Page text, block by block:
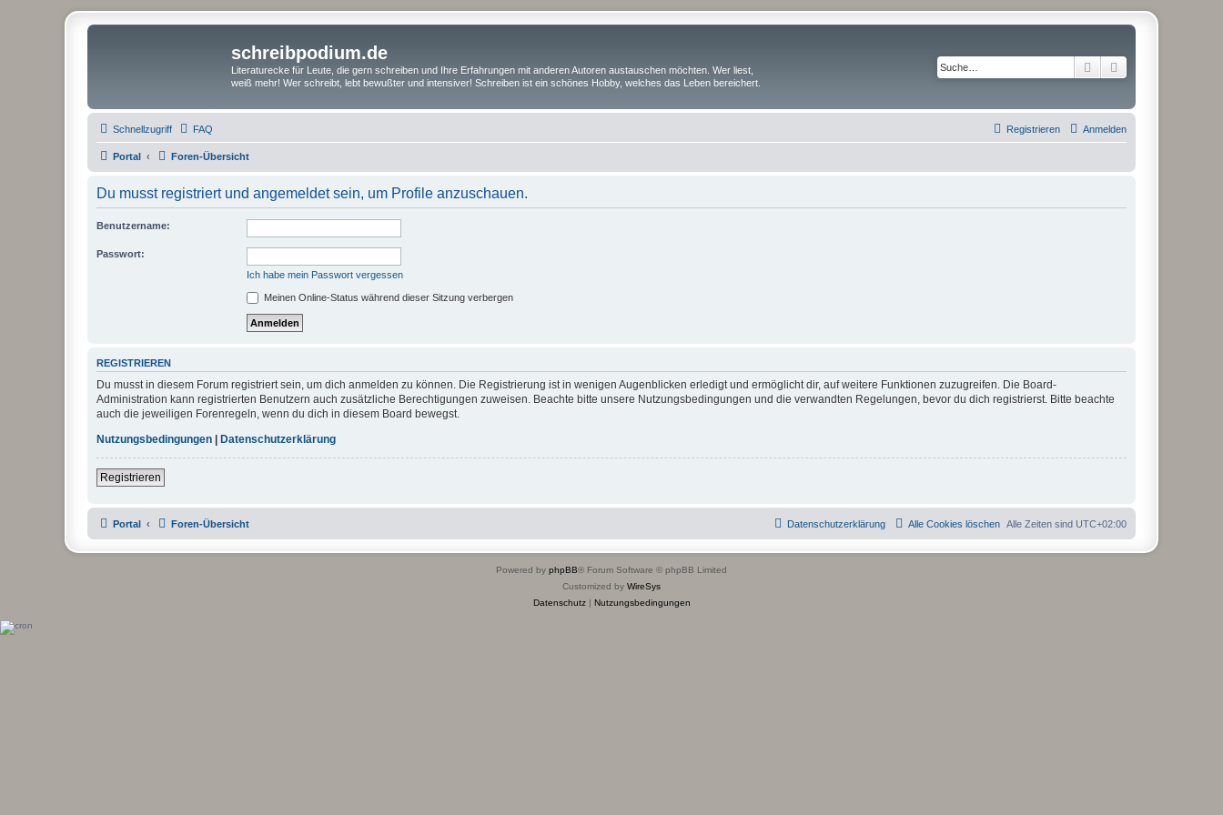
schreibpodium.de
Literaturecke für Leute, die gern schreiben und Ihre Erfahrungen mit anderen Autoren austauschen möchten. Wer liest,
weiß mehr! Wer schreibt, lebt bewußter und intensiver! Schreiben ist ein schönes Hobby, welches das Leben bereichert.
Suche
Schnellzugriff FAQ Anmelden
Registrieren
Portal Foren-Übersicht
Du musst registriert und angemeldet sein, um Profile anzuschauen.
Benutzername:
Passwort:
Ich habe mein Passwort vergessen
Meinen Online-Status während dieser Sitzung verbergen
REGISTRIEREN
Du musst in diesem Forum registriert sein, um dich anmelden zu können. Die Registrierung ist in wenigen Augenblicken erledigt und ermöglicht dir, auf weitere Funktionen zuzugreifen. Die Board-
Administration kann registrierten Benutzern auch zusätzliche Berechtigungen zuweisen. Beachte bitte unsere Nutzungsbedingungen und die verwandten Regelungen, bevor du dich registrierst. Bitte beachte
auch die jeweiligen Forenregeln, wenn du dich in diesem Board bewegst.
Nutzungsbedingungen | Datenschutzerklärung
Registrieren
Portal Foren-Übersicht Alle Zeiten sind UTC+02:00
Alle Cookies löschen
Datenschutzerklärung
Powered by phpBB® Forum Software © phpBB Limited
Customized by WireSys
Datenschutz| Nutzungsbedingungen